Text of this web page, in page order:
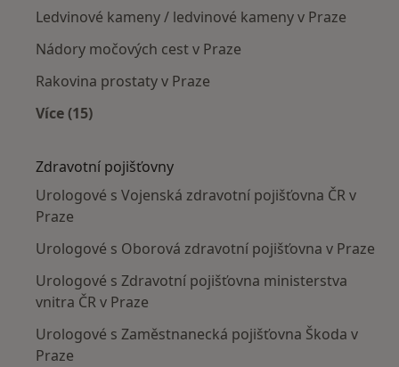
Ledvinové kameny / ledvinové kameny v Praze
Nádory močových cest v Praze
Rakovina prostaty v Praze
Více (15)
Zdravotní pojišťovny
Urologové s Vojenská zdravotní pojišťovna ČR v
Praze
Urologové s Oborová zdravotní pojišťovna v Praze
Urologové s Zdravotní pojišťovna ministerstva
vnitra ČR v Praze
Urologové s Zaměstnanecká pojišťovna Škoda v
Praze